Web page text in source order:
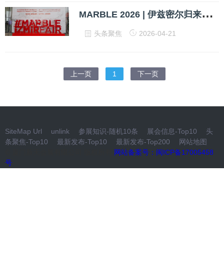
M
ARBLE 2026 | 伊兹密尔归来，我看到了全球石材的“新剧本”
头条聚焦 2026-04-21
上一页 1 下一页
SiteMap Url unlink 参展知识-随机10条 展会信息-Top10
头
条聚焦-Top10
最新发布-Top10 最新发布-Top200
网站地图
网站备案号：闽ICP备17005458
号